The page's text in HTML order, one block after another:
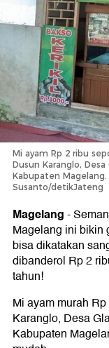
Mi ayam Rp 2 ribu
Dusun Karanglo,
Kabupaten Magelang.
Susanto/detikJateng
Magelang-
Magelang ini bikin
bisa dikatakan
dibanderol Rp 2
tahun!
Mi ayam murah
Karanglo, Desa
Kabupaten